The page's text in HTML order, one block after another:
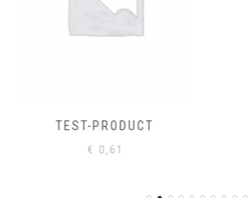
TEST-PRODUCT
€0,61